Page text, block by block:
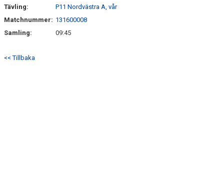
Tävling:
P11 Nordvästra A, vår
Matchnummer: 131600008
Samling:
09:45
<< Tillbaka